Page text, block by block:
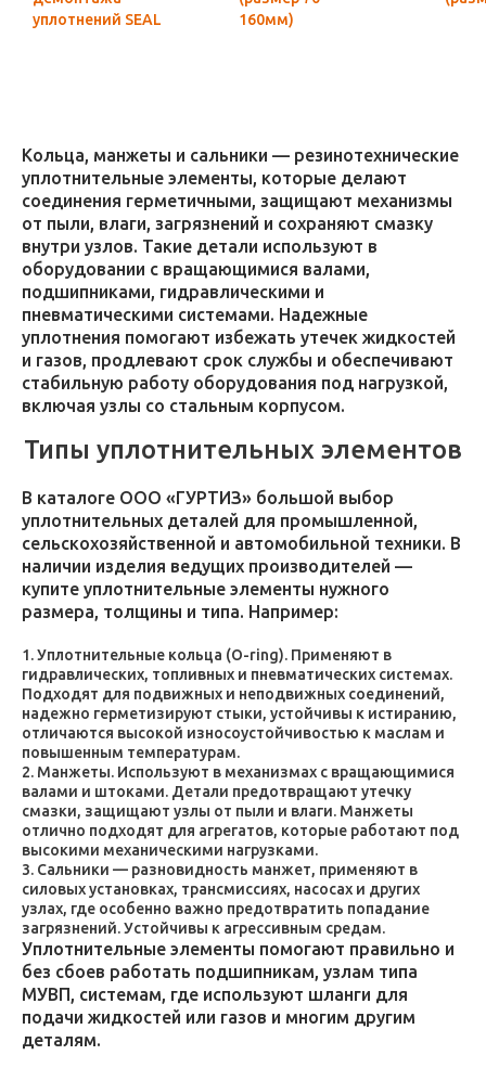
уплотнений SEAL
160мм)
Кольца, манжеты и сальники — резинотехнические
уплотнительные элементы, которые делают
соединения герметичными, защищают механизмы
от пыли, влаги, загрязнений и сохраняют смазку
внутри узлов. Такие детали используют в
оборудовании с вращающимися валами,
подшипниками, гидравлическими и
пневматическими системами. Надежные
уплотнения помогают избежать утечек жидкостей
и газов, продлевают срок службы и обеспечивают
стабильную работу оборудования под нагрузкой,
включая узлы со стальным корпусом.
Типы уплотнительных элементов
В каталоге ООО «ГУРТИЗ» большой выбор
уплотнительных деталей для промышленной,
сельскохозяйственной и автомобильной техники. В
наличии изделия ведущих производителей —
купите уплотнительные элементы нужного
размера, толщины и типа. Например:
Уплотнительные кольца (O-ring). Применяют в
гидравлических, топливных и пневматических системах.
Подходят для подвижных и неподвижных соединений,
надежно герметизируют стыки, устойчивы к истиранию,
отличаются высокой износоустойчивостью к маслам и
повышенным температурам.
Манжеты. Используют в механизмах с вращающимися
валами и штоками. Детали предотвращают утечку
смазки, защищают узлы от пыли и влаги. Манжеты
отлично подходят для агрегатов, которые работают под
высокими механическими нагрузками.
Сальники — разновидность манжет, применяют в
силовых установках, трансмиссиях, насосах и других
узлах, где особенно важно предотвратить попадание
загрязнений. Устойчивы к агрессивным средам.
Уплотнительные элементы помогают правильно и
без сбоев работать подшипникам, узлам типа
МУВП, системам, где используют шланги для
подачи жидкостей или газов и многим другим
деталям.